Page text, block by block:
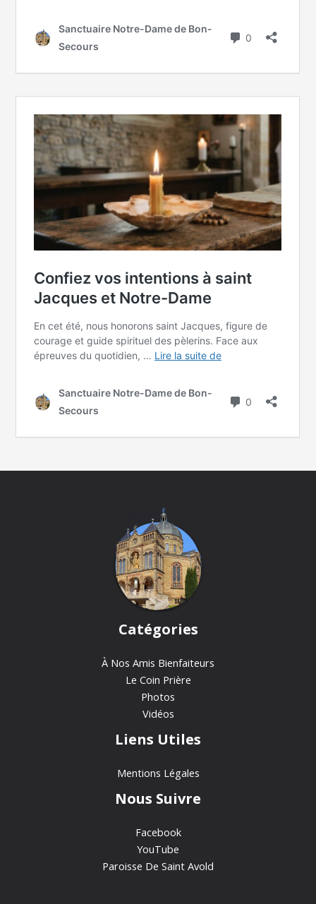
Catégories
À Nos Amis Bienfaiteurs
Le Coin Prière
Photos
Vidéos
Liens Utiles
Mentions Légales
Nous Suivre
Facebook
YouTube
Paroisse De Saint Avold